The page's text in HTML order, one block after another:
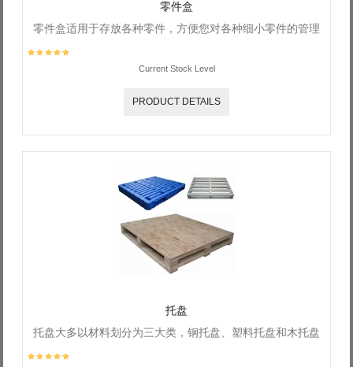
零件盒
零件盒适用于存放各种零件，方便您对各种细小零件的管理
Current Stock Level
PRODUCT DETAILS
托盘
托盘大多以材料划分为三大类，钢托盘、塑料托盘和木托盘